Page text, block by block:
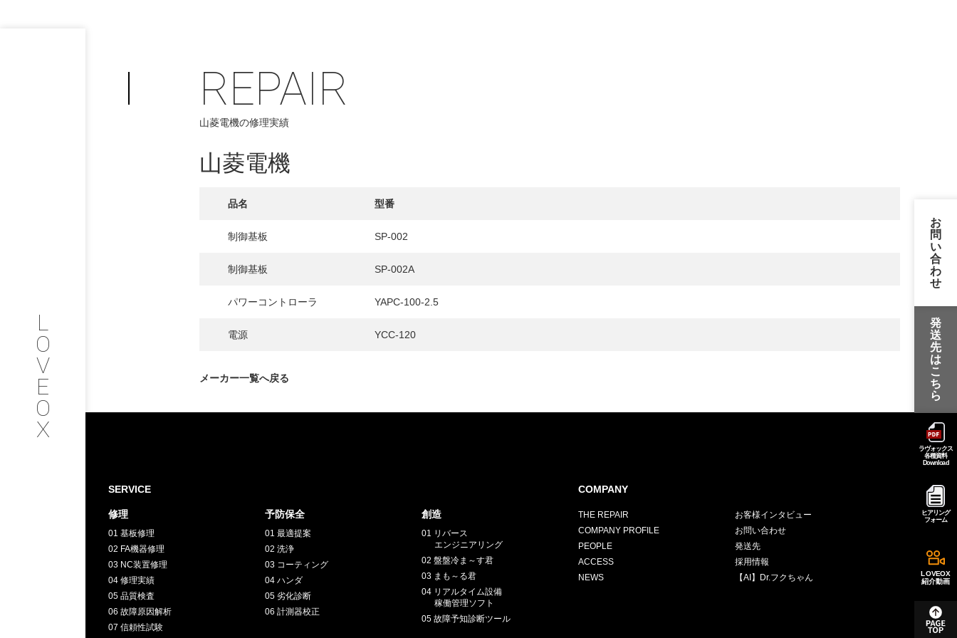
L
O
V
E
O
X
PHILOSOPHY
COMPANY
PROFILE
SERVICE
お客様インタビュー
RECRUIT
採用情報
GREEN
お問い合わせ /
お
問
い
合
わ
せ
発
送
先
は
こ
ち
ら
ラヴォックス
各種資料
Download
ヒアリング
フォーム
LOVEOX
紹介動画
REPAIR
山菱電機の修理実績
山菱電機
品名 型番
制御基板 SP-002
制御基板 SP-002A
パワーコントローラ YAPC-100-2.5
電源 YCC-120
メーカー一覧へ戻る
SERVICE
修理
01 基板修理
02 FA機器修理
03 NC装置修理
04 修理実績
05 品質検査
06 故障原因解析
07 信頼性試験
予防保全
01 最適提案
02 洗浄
03 コーティング
04 ハンダ
05 劣化診断
06 計測器校正
創造
01 リバース
エンジニアリング
02 盤盤冷ま～す君
03 まも～る君
04 リアルタイム設備
稼働管理ソフト
05 故障予知診断ツール
COMPANY
THE REPAIR
COMPANY PROFILE
PEOPLE
ACCESS
NEWS
お客様インタビュー
お問い合わせ
発送先
採用情報
【AI】Dr.フクちゃん